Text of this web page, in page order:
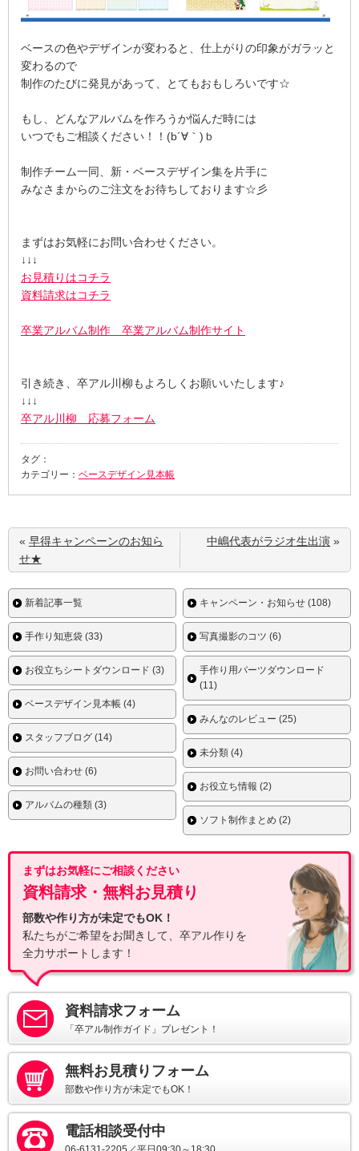
ベースの色やデザインが変わると、仕上がりの印象がガラッと
変わるので
制作のたびに発見があって、とてもおもしろいです☆
もし、どんなアルバムを作ろうか悩んだ時には
いつでもご相談ください！！(b´∀｀)ｂ
制作チーム一同、新・ベースデザイン集を片手に
みなさまからのご注文をお待ちしております☆彡
まずはお気軽にお問い合わせください。
↓↓↓
お見積りはコチラ
資料請求はコチラ
卒業アルバム制作 卒業アルバム制作サイト
引き続き、卒アル川柳もよろしくお願いいたします♪
↓↓↓
卒アル川柳 応募フォーム
タグ：
カテゴリー： ベースデザイン見本帳
« 早得キャンペーンのお知ら
せ★
中嶋代表がラジオ生出演 »
新着記事一覧 キャンペーン・お知らせ (108)
手作り知恵袋 (33) 写真撮影のコツ (6)
お役立ちシートダウンロード (3)
手作り用パーツダウンロード
(11)
ベースデザイン見本帳 (4)
みんなのレビュー (25)
スタッフブログ (14)
未分類 (4)
お問い合わせ (6)
お役立ち情報 (2)
アルバムの種類 (3)
ソフト制作まとめ (2)
まずはお気軽にご相談ください
資料請求・無料お見積り
部数や作り方が未定でもOK！
私たちがご希望をお聞きして、卒アル作りを
全力サポートします！
資料請求フォーム
「卒アル制作ガイド」プレゼント！
無料お見積りフォーム
部数や作り方が未定でもOK！
電話相談受付中